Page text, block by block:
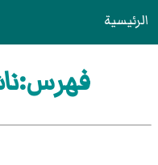
الرئيسية